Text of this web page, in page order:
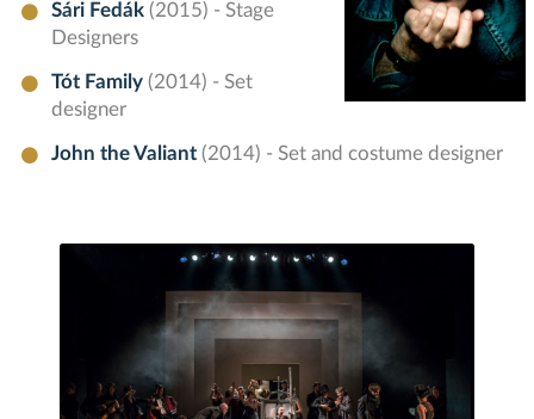
Sári Fedák (2015) - Stage
Designers
Tót Family (2014) - Set
designer
John the Valiant (2014) - Set and costume designer